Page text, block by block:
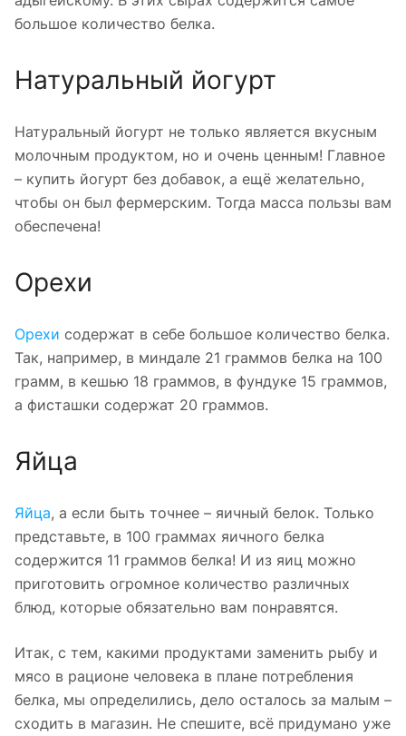
большое количество белка.
Натуральный йогурт
Натуральный йогурт не только является вкусным
молочным продуктом, но и очень ценным! Главное
– купить йогурт без добавок, а ещё желательно,
чтобы он был фермерским. Тогда масса пользы вам
обеспечена!
Орехи
Орехи содержат в себе большое количество белка.
Так, например, в миндале 21 граммов белка на 100
грамм, в кешью 18 граммов, в фундуке 15 граммов,
а фисташки содержат 20 граммов.
Яйца
Яйца, а если быть точнее – яичный белок. Только
представьте, в 100 граммах яичного белка
содержится 11 граммов белка! И из яиц можно
приготовить огромное количество различных
блюд, которые обязательно вам понравятся.
Итак, с тем, какими продуктами заменить рыбу и
мясо в рационе человека в плане потребления
белка, мы определились, дело осталось за малым –
сходить в магазин. Не спешите, всё придумано уже